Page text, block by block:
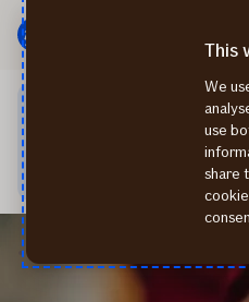
Pagrindinis
meniu
Pereiti
prie
turinio
Rugpjūčio 07 d. būsime
Mano If arba naudojantis
draudimas@if.lt
This
We
use
share